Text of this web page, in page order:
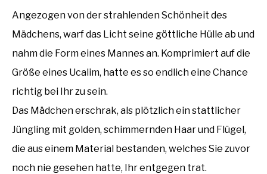
Angezogen von der strahlenden Schönheit des
Mädchens, warf das Licht seine göttliche Hülle ab und
nahm die Form eines Mannes an. Komprimiert auf die
Größe eines Ucalim, hatte es so endlich eine Chance
richtig bei Ihr zu sein.
Das Mädchen erschrak, als plötzlich ein stattlicher
Jüngling mit golden, schimmernden Haar und Flügel,
die aus einem Material bestanden, welches Sie zuvor
noch nie gesehen hatte, Ihr entgegen trat.